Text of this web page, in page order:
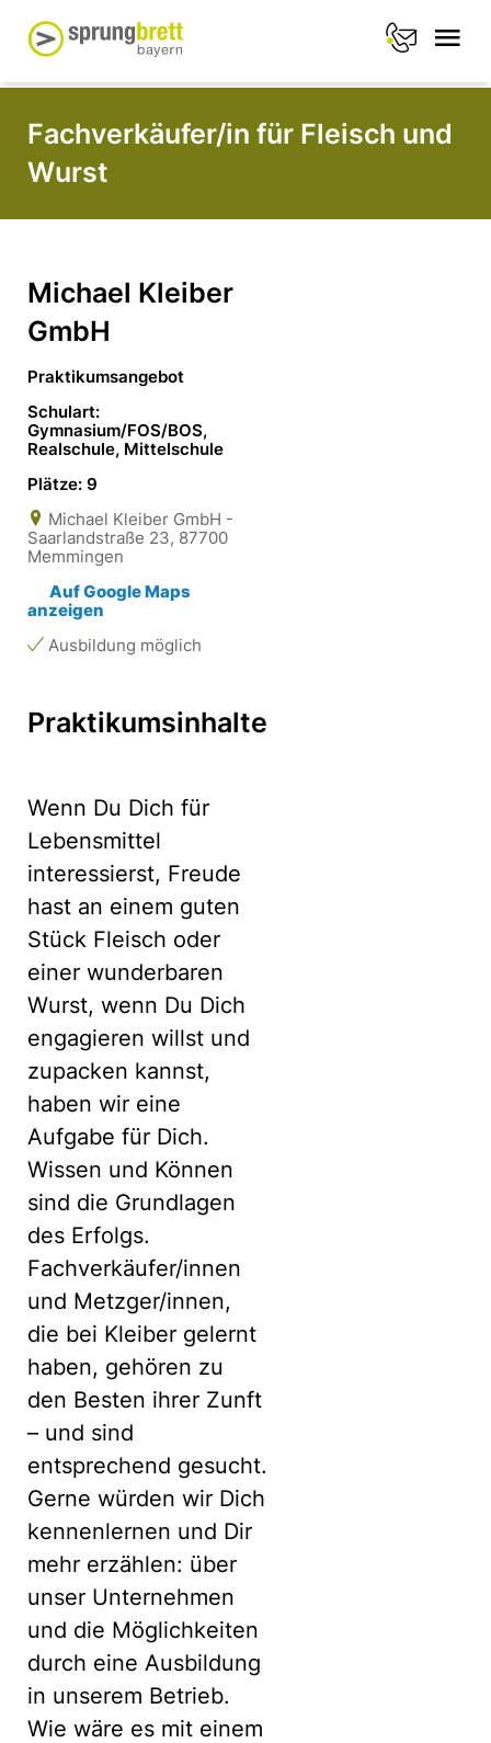
Fachverkäufer/in für Fleisch und
Wurst
Michael Kleiber
GmbH
Praktikumsangebot
Schulart:
Gymnasium/FOS/BOS,
Realschule, Mittelschule
Plätze: 9
Michael Kleiber GmbH -
Saarlandstraße 23, 87700
Memmingen
Auf Google Maps
anzeigen
Ausbildung möglich
Praktikumsinhalte
Wenn Du Dich für
Lebensmittel
interessierst, Freude
hast an einem guten
Stück Fleisch oder
einer wunderbaren
Wurst, wenn Du Dich
engagieren willst und
zupacken kannst,
haben wir eine
Aufgabe für Dich.
Wissen und Können
sind die Grundlagen
des Erfolgs.
Fachverkäufer/innen
und Metzger/innen,
die bei Kleiber gelernt
haben, gehören zu
den Besten ihrer Zunft
– und sind
entsprechend gesucht.
Gerne würden wir Dich
kennenlernen und Dir
mehr erzählen: über
unser Unternehmen
und die Möglichkeiten
durch eine Ausbildung
in unserem Betrieb.
Wie wäre es mit einem